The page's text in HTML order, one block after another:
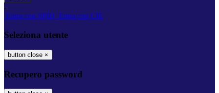
-
Entra con SPID Entra con CIE
Seleziona utente
button close ×
Recupero password